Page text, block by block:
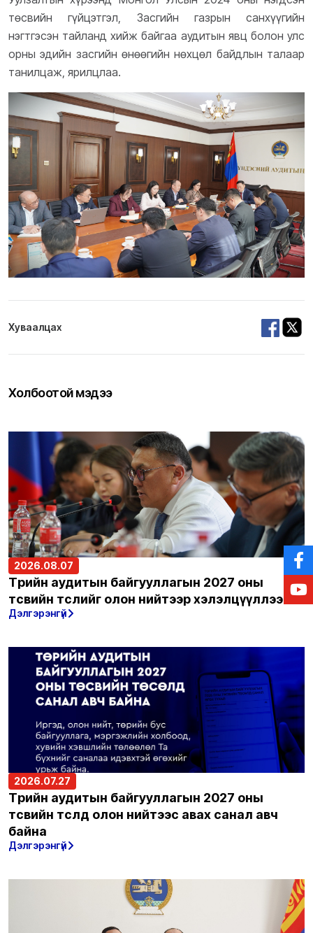
төсвийн гүйцэтгэл, Засгийн газрын санхүүгийн
нэгтгэсэн тайланд хийж байгаа аудитын явц болон улс
орны эдийн засгийн өнөөгийн нөхцөл байдлын талаар
танилцаж, ярилцлаа.
Хуваалцах
Холбоотой мэдээ
2026.08.07
Төрийн аудитын байгууллагын 2027 оны
төсвийн төслийг олон нийтээр хэлэлцүүллээ
Дэлгэрэнгүй
2026.07.27
Төрийн аудитын байгууллагын 2027 оны
төсвийн төсөлд олон нийтээс авах санал авч
байна
Дэлгэрэнгүй